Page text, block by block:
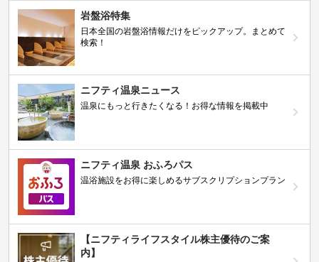
岩盤浴特集
日本全国の岩盤浴情報だけをピックアップ。まとめて
検索！
ニフティ温泉ニュース
温泉にもっと行きたくなる！お得な情報を掲載中
ニフティ温泉 おふろパス
温浴施設をお得に楽しめるサブスクリプションプラン
【ニフティライフスタイル株主優待のご案
内】